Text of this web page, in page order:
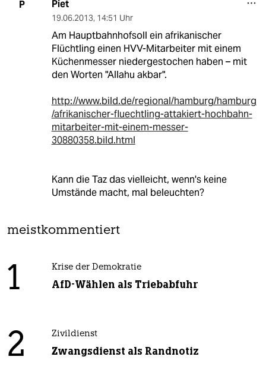
P Piet
19.06.2013, 14:51 Uhr
Am Hauptbahnhofsoll ein afrikanischer
Flüchtling einen HVV-Mitarbeiter mit einem
Küchenmesser niedergestochen haben – mit
den Worten "Allahu akbar".
http://www.bild.de/regional/hamburg/hamburg
/afrikanischer-fluechtling-attakiert-hochbahn-
mitarbeiter-mit-einem-messer-
30880358.bild.html
Kann die Taz das vielleicht, wenn's keine
Umstände macht, mal beleuchten?
meistkommentiert
1 Krise der Demokratie
AfD-Wählen als Triebabfuhr
2 Zivildienst
Zwangsdienst als Randnotiz